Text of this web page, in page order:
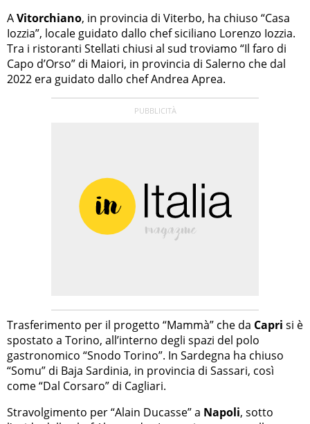
AVitorchiano, in provincia di Viterbo, ha chiuso “Casa
Iozzia”, locale guidato dallo chef siciliano Lorenzo Iozzia.
Tra i ristoranti Stellati chiusi al sud troviamo “Il faro di
Capo d’Orso” di Maiori, in provincia di Salerno che dal
2022 era guidato dallo chef Andrea Aprea.
Trasferimento per il progetto “Mammà” che da Capri si è
spostato a Torino, all’interno degli spazi del polo
gastronomico “Snodo Torino”. In Sardegna ha chiuso
“Somu” di Baja Sardinia, in provincia di Sassari, così
come “Dal Corsaro” di Cagliari.
Stravolgimento per “Alain Ducasse” a Napoli, sotto